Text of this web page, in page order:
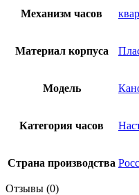
Механизм часов
Материал корпуса
Модель
Категория часов
Страна производства
Отзывы (0)